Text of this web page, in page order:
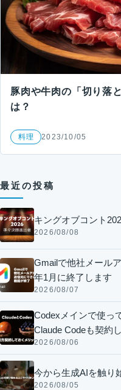
豚肉や牛肉の「切り落
は？
料理 2023/10/05
最近の投稿
キングオブコント
2026/08/08
Gmailで他社メール
年1月に終了します
2026/08/07
Codexメインで使っ
Claude Codeも契約
2026/08/06
今から生成AIを触り
2026/08/05